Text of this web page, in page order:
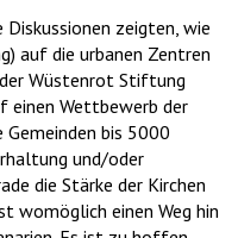
zeigten, wie
auf die urbanen Zentren
Wüstenrot Stiftung
einen Wettbewerb der
bis 5000
und/oder
die Stärke der Kirchen
womöglich einen Weg hin